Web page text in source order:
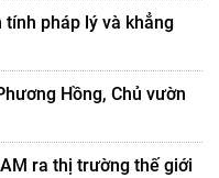
pháp lý và khẳng
Hồng, Chủ vườn
ra thị trường thế giới